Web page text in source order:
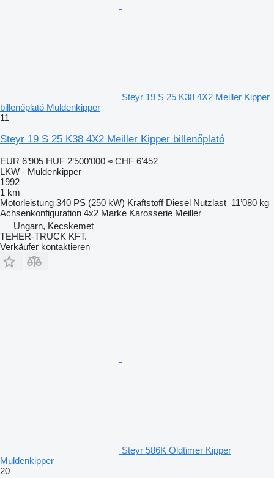
Steyr 19 S 25 K38 4X2 Meiller Kipper
billenőplató Muldenkipper
11
Steyr 19 S 25 K38 4X2 Meiller Kipper billenőplató
EUR 6’905 HUF 2’500’000 ≈ CHF 6’452
LKW - Muldenkipper
1992
1 km
Motorleistung 340 PS (250 kW) Kraftstoff Diesel Nutzlast 11’080 kg
Achsenkonfiguration 4x2 Marke Karosserie Meiller
Ungarn, Kecskemet
TEHER-TRUCK KFT.
Verkäufer kontaktieren
Steyr 586K Oldtimer Kipper
Muldenkipper
20